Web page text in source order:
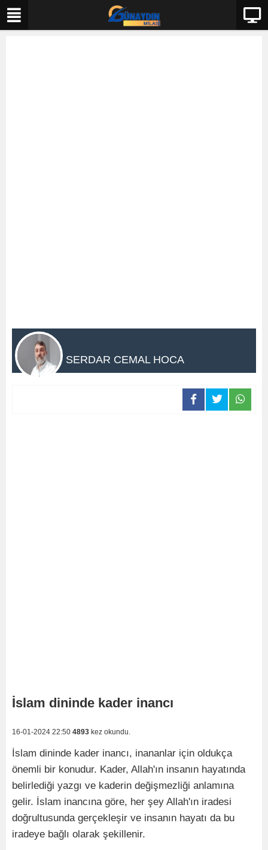
SERDAR CEMAL HOCA
İslam dininde kader inancı
16-01-2024 22:50 4893 kez okundu.
İslam dininde kader inancı, inananlar için oldukça
önemli bir konudur. Kader, Allah'ın insanın hayatında
belirlediği yazgı ve kaderin değişmezliği anlamına
gelir. İslam inancına göre, her şey Allah'ın iradesi
doğrultusunda gerçekleşir ve insanın hayatı da bu
iradeye bağlı olarak şekillenir.